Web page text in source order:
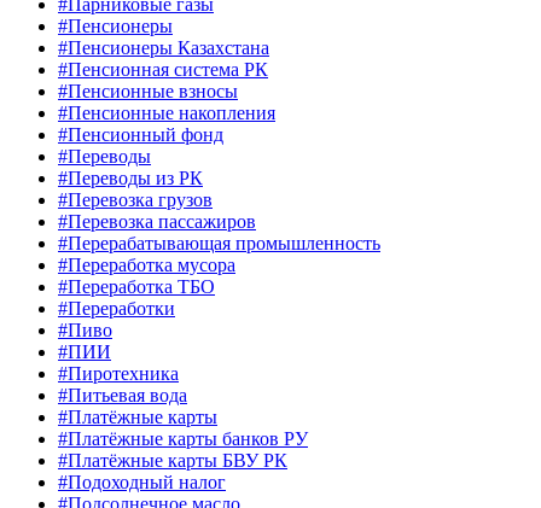
#Парниковые газы
#Пенсионеры
#Пенсионеры Казахстана
#Пенсионная система РК
#Пенсионные взносы
#Пенсионные накопления
#Пенсионный фонд
#Переводы
#Переводы из РК
#Перевозка грузов
#Перевозка пассажиров
#Перерабатывающая промышленность
#Переработка мусора
#Переработка ТБО
#Переработки
#Пиво
#ПИИ
#Пиротехника
#Питьевая вода
#Платёжные карты
#Платёжные карты банков РУ
#Платёжные карты БВУ РК
#Подоходный налог